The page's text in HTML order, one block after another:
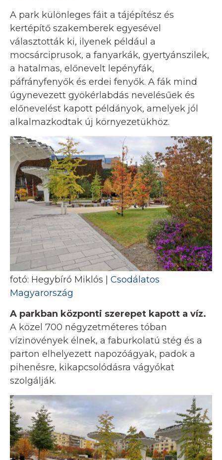
A park különleges fáit a tájépítész és
kertépítő szakemberek egyesével
választották ki, ilyenek például a
mocsárciprusok, a fanyarkák, gyertyánszilek,
a hatalmas, előnevelt lepényfák,
páfrányfenyők és erdei fenyők. A fák mind
úgynevezett gyökérlabdás nevelésűek és
előnevelést kapott példányok, amelyek jól
alkalmazkodtak új környezetükhöz.
fotó: Hegybíró Miklós | Csodálatos
Magyarország
A parkban központi szerepet kapott a víz.
A közel 700 négyzetméteres tóban
vízinövények élnek, a faburkolatú stég és a
parton elhelyezett napozóágyak, padok a
pihenésre, kikapcsolódásra vágyókat
szolgálják.